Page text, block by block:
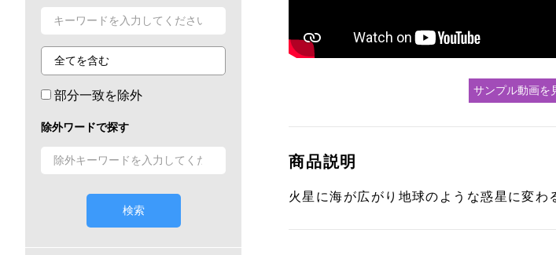
部分一致を除外
除外ワードで探す
検索
サンプル動画を
商品説明
火星に海が広がり地球のような惑星に変わ